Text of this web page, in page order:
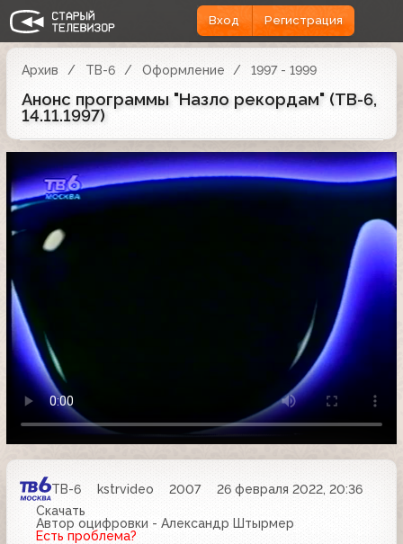
Вход Регистрация
Архив ТВ-6 Оформление 1997 - 1999
Анонс программы "Назло рекордам" (ТВ-6,
14.11.1997)
ТВ-6 kstrvideo 2007
26 февраля 2022, 20:36
Скачать
Автор оцифровки - Александр Штырмер
Есть проблема?